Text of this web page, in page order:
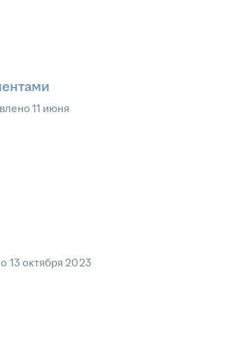
11 июня
13 октября 2023